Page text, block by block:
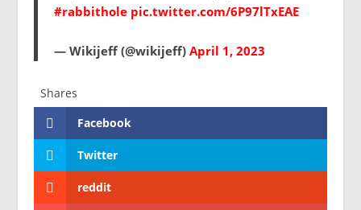
#rabbithole pic.twitter.com/6P97lTxEAE
— Wikijeff (@wikijeff)April 1, 2023
Shares
Facebook
Twitter
reddit